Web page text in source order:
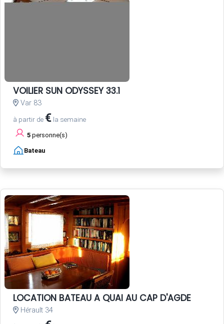
VOILIER SUN ODYSSEY 33.1
Var 83
à partir de € la semaine
5 personne(s)
Bateau
LOCATION BATEAU A QUAI AU CAP D'AGDE
Hérault 34